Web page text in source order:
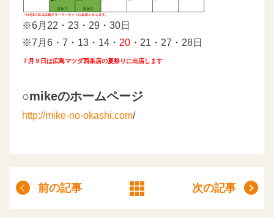
※6月22・23・29・30日
※7月6・7・13・14・ 20 ・21・27・28日
７月９日は広島マツダ西条店の夏祭りに出店します
○mikeのホームページ
http://mike-no-okashi.com/
前の記事 次の記事